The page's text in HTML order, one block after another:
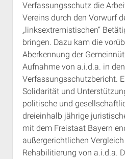
Verfassungsschutz die
Vereins durch den Vorwurf
„linksextremistischen“
bringen. Dazu kam die
Aberkennung der
Aufnahme von a.i.d.a. in
Verfassungsschutzbericht.
Solidarität und
politische und
dreieinhalb jährige
mit dem Freistaat Bayern
außergerichtlichen
Rehabilitierung von a.i.d.a.